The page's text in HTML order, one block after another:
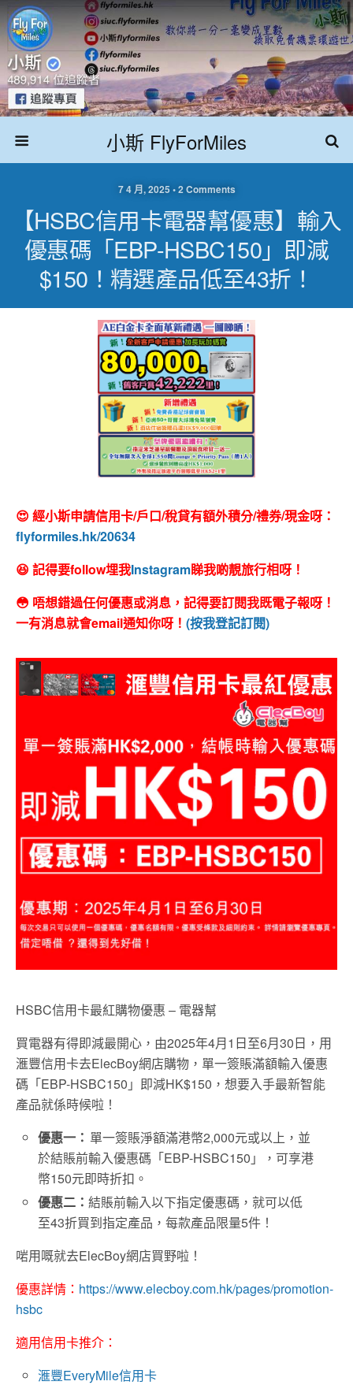
小斯 FlyForMiles
7 4 月, 2025 • 2 Comments
【HSBC信用卡電器幫優惠】輸入
優惠碼「EBP-HSBC150」即減
$150！精選產品低至43折！
😍 經小斯申請信用卡/戶口/稅貸有額外積分/禮券/現金呀：
flyformiles.hk/20634
😆 記得要follow埋我Instagram睇我啲靚旅行相呀！
😳 唔想錯過任何優惠或消息，記得要訂閱我既電子報呀！
一有消息就會email通知你呀！ (按我登記訂閱)
HSBC信用卡最紅購物優惠 – 電器幫
買電器有得即減最開心，由2025年4月1日至6月30日，用
滙豐信用卡去ElecBoy網店購物，單一簽賬滿額輸入優惠
碼「EBP-HSBC150」即減HK$150，想要入手最新智能
產品就係時候啦！
優惠一： 單一簽賬淨額滿港幣2,000元或以上，並
於結賬前輸入優惠碼「EBP-HSBC150」，可享港
幣150元即時折扣。
優惠二：結賬前輸入以下指定優惠碼，就可以低
至43折買到指定產品，每款產品限量5件！
啱用嘅就去ElecBoy網店買野啦！
優惠詳情： https://www.elecboy.com.hk/pages/promotion-
hsbc
適用信用卡推介：
滙豐EveryMile信用卡